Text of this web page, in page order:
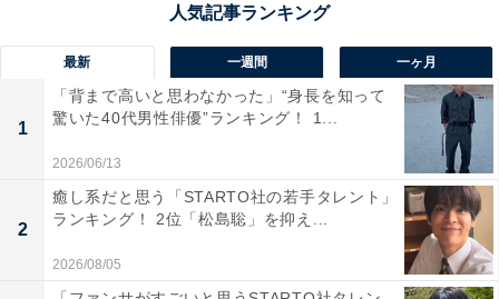
群馬県吾妻郡にある草津温泉は、日本三名泉の1つに数
えられる、全国的にも非常に有名な温泉地です。湯畑を
中心に広がる温泉街は、夜になるとライトアップされ、
幻想的な風景が広がります。特に冬の時期には、湯けむ
りが立ち上る湯畑の景色と、雪景色が相まって、特別な
夜景を楽しむことができます。周辺の温泉宿からも、こ
の美しい夜景を眺めることが可能です。
最新 一週間 一ヶ月
1
「背まで高いと思わなかった」“身長を知って
驚いた40代男性俳優”ランキング！ 1...
2026/06/13
2
癒し系だと思う「STARTO社の若手タレント」
ランキング！ 2位「松島聡」を抑え...
2026/08/05